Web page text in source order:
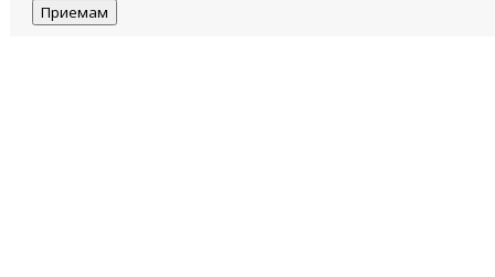
Приемам